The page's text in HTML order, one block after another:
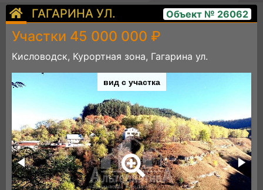
ГАГАРИНА УЛ. Объект № 26062
Участки 45 000 000 ₽
Кисловодск, Курортная зона, Гагарина ул.
вид с участка